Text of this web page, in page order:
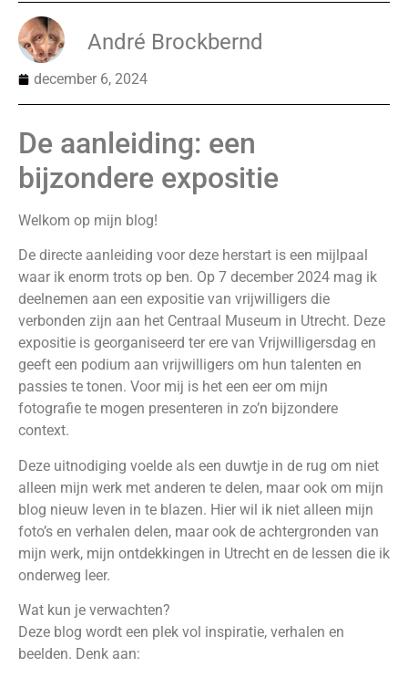
André Brockbernd
december 6, 2024
De aanleiding: een
bijzondere expositie
Welkom op mijn blog!
De directe aanleiding voor deze herstart is een mijlpaal
waar ik enorm trots op ben. Op 7 december 2024 mag ik
deelnemen aan een expositie van vrijwilligers die
verbonden zijn aan het Centraal Museum in Utrecht. Deze
expositie is georganiseerd ter ere van Vrijwilligersdag en
geeft een podium aan vrijwilligers om hun talenten en
passies te tonen. Voor mij is het een eer om mijn
fotografie te mogen presenteren in zo’n bijzondere
context.
Deze uitnodiging voelde als een duwtje in de rug om niet
alleen mijn werk met anderen te delen, maar ook om mijn
blog nieuw leven in te blazen. Hier wil ik niet alleen mijn
foto’s en verhalen delen, maar ook de achtergronden van
mijn werk, mijn ontdekkingen in Utrecht en de lessen die ik
onderweg leer.
Wat kun je verwachten?
Deze blog wordt een plek vol inspiratie, verhalen en
beelden. Denk aan: